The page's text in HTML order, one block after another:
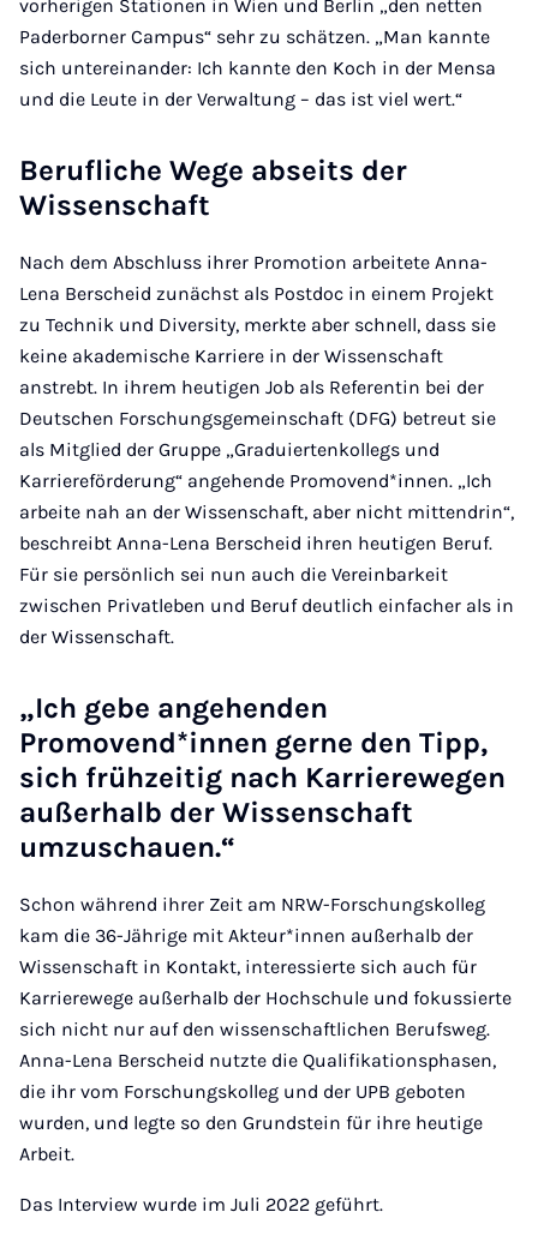
vorherigen Stationen in Wien und Berlin „den netten
Paderborner Campus“ sehr zu schätzen. „Man kannte
sich untereinander: Ich kannte den Koch in der Mensa
und die Leute in der Verwaltung – das ist viel wert.“
Berufliche Wege abseits der
Wissenschaft
Nach dem Abschluss ihrer Promotion arbeitete Anna-
Lena Berscheid zunächst als Postdoc in einem Projekt
zu Technik und Diversity, merkte aber schnell, dass sie
keine akademische Karriere in der Wissenschaft
anstrebt. In ihrem heutigen Job als Referentin bei der
Deutschen Forschungsgemeinschaft (DFG) betreut sie
als Mitglied der Gruppe „Graduiertenkollegs und
Karriereförderung“ angehende Promovend*innen. „Ich
arbeite nah an der Wissenschaft, aber nicht mittendrin“,
beschreibt Anna-Lena Berscheid ihren heutigen Beruf.
Für sie persönlich sei nun auch die Vereinbarkeit
zwischen Privatleben und Beruf deutlich einfacher als in
der Wissenschaft.
„Ich gebe angehenden
Promovend*innen gerne den Tipp,
sich frühzeitig nach Karrierewegen
außerhalb der Wissenschaft
umzuschauen.“
Schon während ihrer Zeit am NRW-Forschungskolleg
kam die 36-Jährige mit Akteur*innen außerhalb der
Wissenschaft in Kontakt, interessierte sich auch für
Karrierewege außerhalb der Hochschule und fokussierte
sich nicht nur auf den wissenschaftlichen Berufsweg.
Anna-Lena Berscheid nutzte die Qualifikationsphasen,
die ihr vom Forschungskolleg und der UPB geboten
wurden, und legte so den Grundstein für ihre heutige
Arbeit.
Das Interview wurde im Juli 2022 geführt.